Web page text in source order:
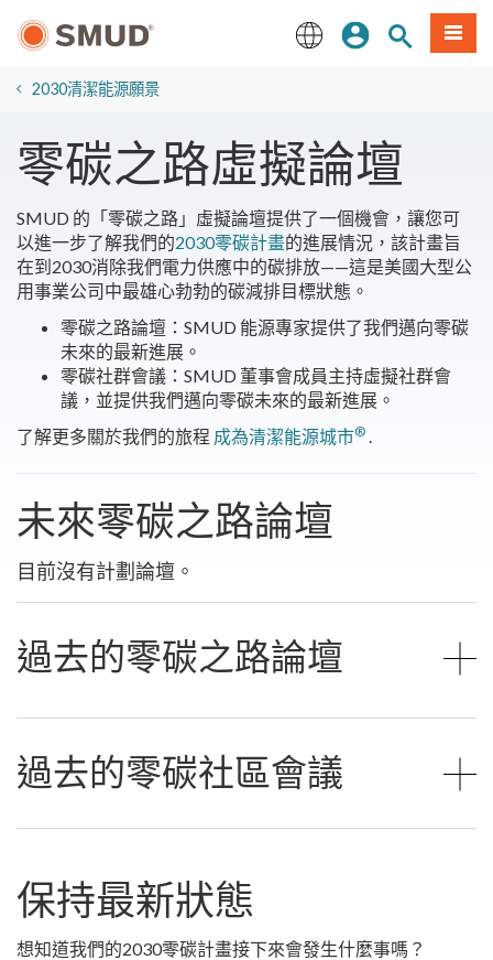
登入站內搜尋
選單
2030清潔能源願景
零碳之路虛擬論壇
SMUD 的「零碳之路」虛擬論壇提供了一個機會，讓您可
以進一步了解我們的2030零碳計畫的進展情況，該計畫旨
在到2030消除我們電力供應中的碳排放——這是美國大型公
用事業公司中最雄心勃勃的碳減排目標狀態。
零碳之路論壇：SMUD 能源專家提供了我們邁向零碳
未來的最新進展。
零碳社群會議：SMUD 董事會成員主持虛擬社群會
議，並提供我們邁向零碳未來的最新進展。
了解更多關於我們的旅程 成為清潔能源城市® .
未來零碳之路論壇
目前沒有計劃論壇。
過去的零碳之路論壇
過去的零碳社區會議
保持最新狀態
想知道我們的2030零碳計畫接下來會發生什麼事嗎？